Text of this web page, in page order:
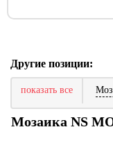
Другие позиции:
показать все
Мозаика NS